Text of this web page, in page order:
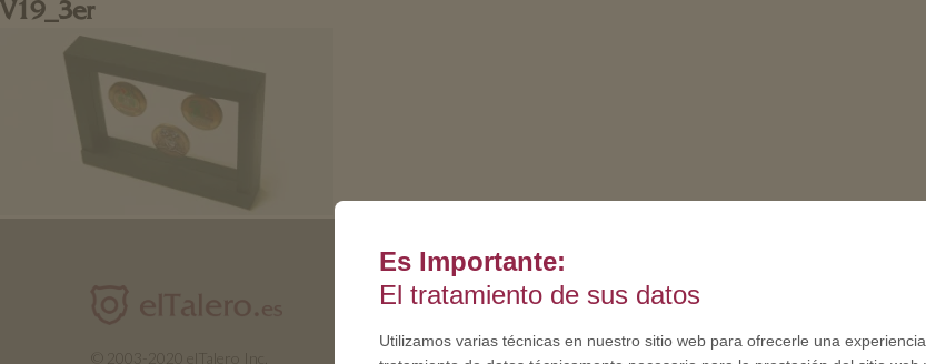
V19_3er
© 2003-2020 elTalero Inc.
SOBRE NOSOTROS
Porque somos diferentes
Es Importante:
El tratamiento de sus datos
Utilizamos varias técnicas en nuestro sitio web para ofrecerle una